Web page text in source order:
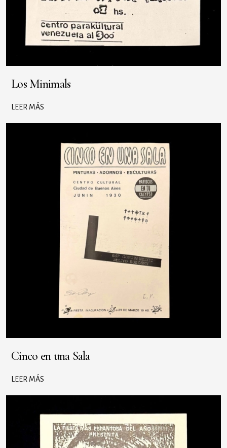
Los Minimals
LEER MÁS
Cinco en una Sala
LEER MÁS